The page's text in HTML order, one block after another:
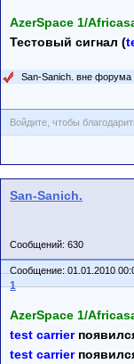
AzerSpace 1/
Тестовый сигнал (
San-Sanich. вне форума
Войдите, чтобы
San-Sanich.
Сообщений: 630
Сообщение: 01.01.2010
1
AzerSpace 1/
test carrier
test carrier